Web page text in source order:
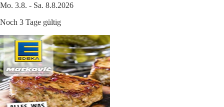
Mo. 3.8. - Sa. 8.8.2026
Noch 3 Tage gültig